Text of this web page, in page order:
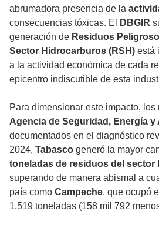
abrumadora presencia de la
consecuencias tóxicas. El
DBGIR
generación de Residuos
Sector Hidrocarburos (RSH) está
a la actividad económica de cada
epicentro indiscutible de esta
Para dimensionar este impacto, los
Agencia de Seguridad, Energía y
documentados en el diagnóstico
2024, Tabasco generó la mayor
toneladas de residuos del
superando de manera abismal a
país como Campeche, que ocupó
1,519 toneladas (158 mil 792